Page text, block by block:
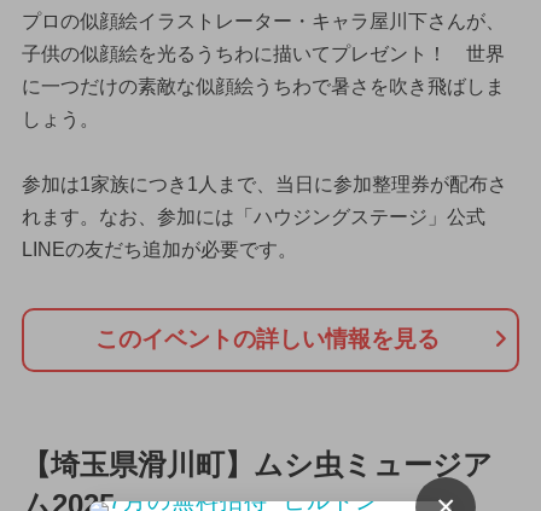
プロの似顔絵イラストレーター・キャラ屋川下さんが、
子供の似顔絵を光るうちわに描いてプレゼント！ 世界
に一つだけの素敵な似顔絵うちわで暑さを吹き飛ばしま
しょう。
参加は1家族につき1人まで、当日に参加整理券が配布さ
れます。なお、参加には「ハウジングステージ」公式
LINEの友だち追加が必要です。
このイベントの詳しい情報を見る
【埼玉県滑川町】ムシ虫ミュージア
ム2025